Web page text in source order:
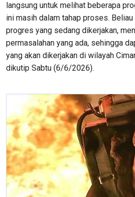
langsung untuk melihat beberapa
ini masih dalam tahap proses.
progres yang sedang dikerjakan,
permasalahan yang ada, sehingga
yang akan dikerjakan di wilayah
dikutip Sabtu (6/6/2026).